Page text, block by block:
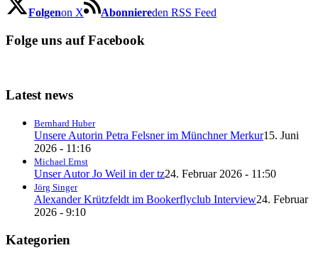
Folgenon X Abonniereden RSS Feed
Folge uns auf Facebook
Latest news
Bernhard Huber
Unsere Autorin Petra Felsner im Münchner Merkur15. Juni
2026 - 11:16
Michael Ernst
Unser Autor Jo Weil in der tz24. Februar 2026 - 11:50
Jörg Singer
Alexander Krützfeldt im Bookerflyclub Interview24. Februar
2026 - 9:10
Kategorien